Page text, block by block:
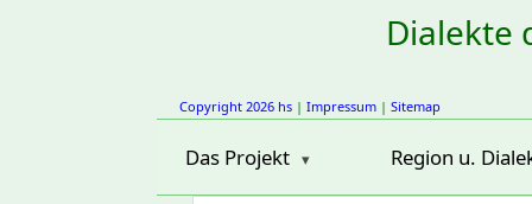
Dialekte
Copyright 2026 hs | Impressum | Sitemap
Das Projekt Region u.